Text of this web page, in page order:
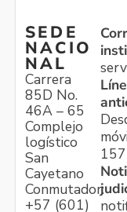
SEDE
NACIO
NAL
Carrera
85D No.
46A – 65
Complejo
logístico
San
Cayetano
Conmutador:
+57 (601)
157